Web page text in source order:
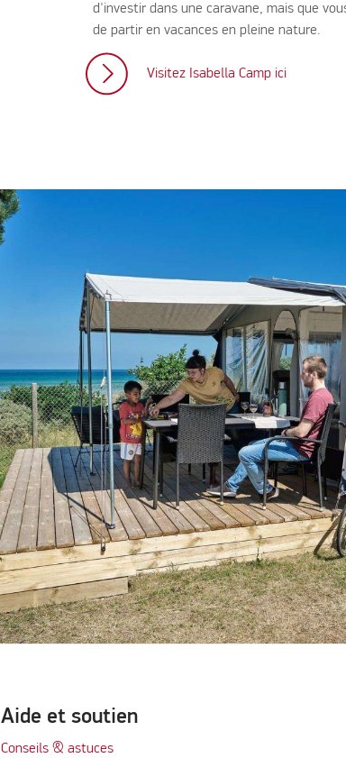
d'investir dans une caravane, mais que
de partir en vacances en pleine nature.
Visitez Isabella Camp ici
Aide et soutien
Conseils & astuces